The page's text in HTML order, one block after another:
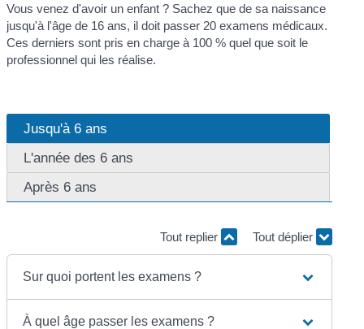
Vous venez d'avoir un enfant ? Sachez que de sa naissance
jusqu'à l'âge de 16 ans, il doit passer 20 examens médicaux.
Ces derniers sont pris en charge à 100 % quel que soit le
professionnel qui les réalise.
Jusqu'à 6 ans
L'année des 6 ans
Après 6 ans
Tout replier Tout déplier
Sur quoi portent les examens ?
À quel âge passer les examens ?